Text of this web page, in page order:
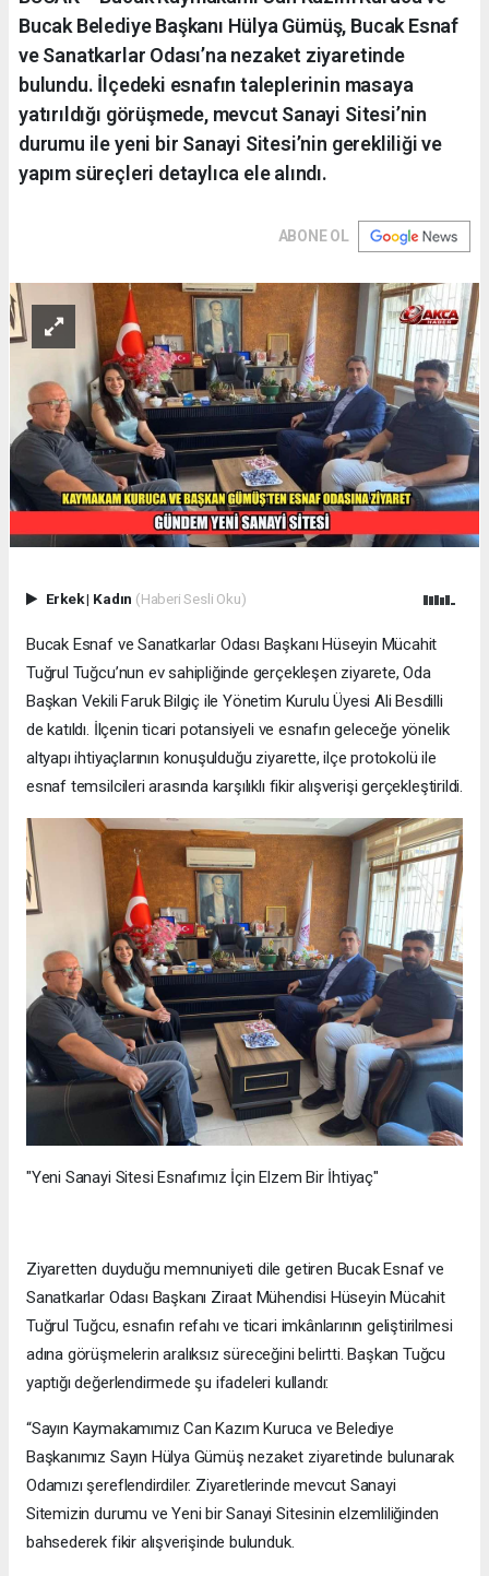
Bucak Belediye Başkanı Hülya Gümüş, Bucak Esnaf
ve Sanatkarlar Odası’na nezaket ziyaretinde
bulundu. İlçedeki esnafın taleplerinin masaya
yatırıldığı görüşmede, mevcut Sanayi Sitesi’nin
durumu ile yeni bir Sanayi Sitesi’nin gerekliliği ve
yapım süreçleri detaylıca ele alındı.
ABONE OL
Erkek| Kadın (Haberi Sesli Oku)
Bucak Esnaf ve Sanatkarlar Odası Başkanı Hüseyin Mücahit
Tuğrul Tuğcu’nun ev sahipliğinde gerçekleşen ziyarete, Oda
Başkan Vekili Faruk Bilgiç ile Yönetim Kurulu Üyesi Ali Besdilli
de katıldı. İlçenin ticari potansiyeli ve esnafın geleceğe yönelik
altyapı ihtiyaçlarının konuşulduğu ziyarette, ilçe protokolü ile
esnaf temsilcileri arasında karşılıklı fikir alışverişi gerçekleştirildi.
"Yeni Sanayi Sitesi Esnafımız İçin Elzem Bir İhtiyaç"
Ziyaretten duyduğu memnuniyeti dile getiren Bucak Esnaf ve
Sanatkarlar Odası Başkanı Ziraat Mühendisi Hüseyin Mücahit
Tuğrul Tuğcu, esnafın refahı ve ticari imkânlarının geliştirilmesi
adına görüşmelerin aralıksız süreceğini belirtti. Başkan Tuğcu
yaptığı değerlendirmede şu ifadeleri kullandı:
“Sayın Kaymakamımız Can Kazım Kuruca ve Belediye
Başkanımız Sayın Hülya Gümüş nezaket ziyaretinde bulunarak
Odamızı şereflendirdiler. Ziyaretlerinde mevcut Sanayi
Sitemizin durumu ve Yeni bir Sanayi Sitesinin elzemliliğinden
bahsederek fikir alışverişinde bulunduk.